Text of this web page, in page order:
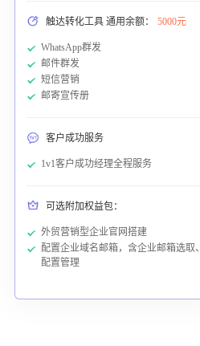
触达转化工具 通用余额： 5000元
WhatsApp群发
邮件群发
短信营销
邮寄宣传册
客户成功服务
1v1客户成功经理全程服务
可选附加权益包：
外贸营销型企业官网搭建
配置企业域名邮箱，含企业邮箱选取、
配置管理